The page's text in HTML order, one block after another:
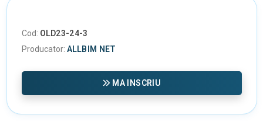
Cod: OLD23-24-3
Producator: ALLBIM NET
MA INSCRIU